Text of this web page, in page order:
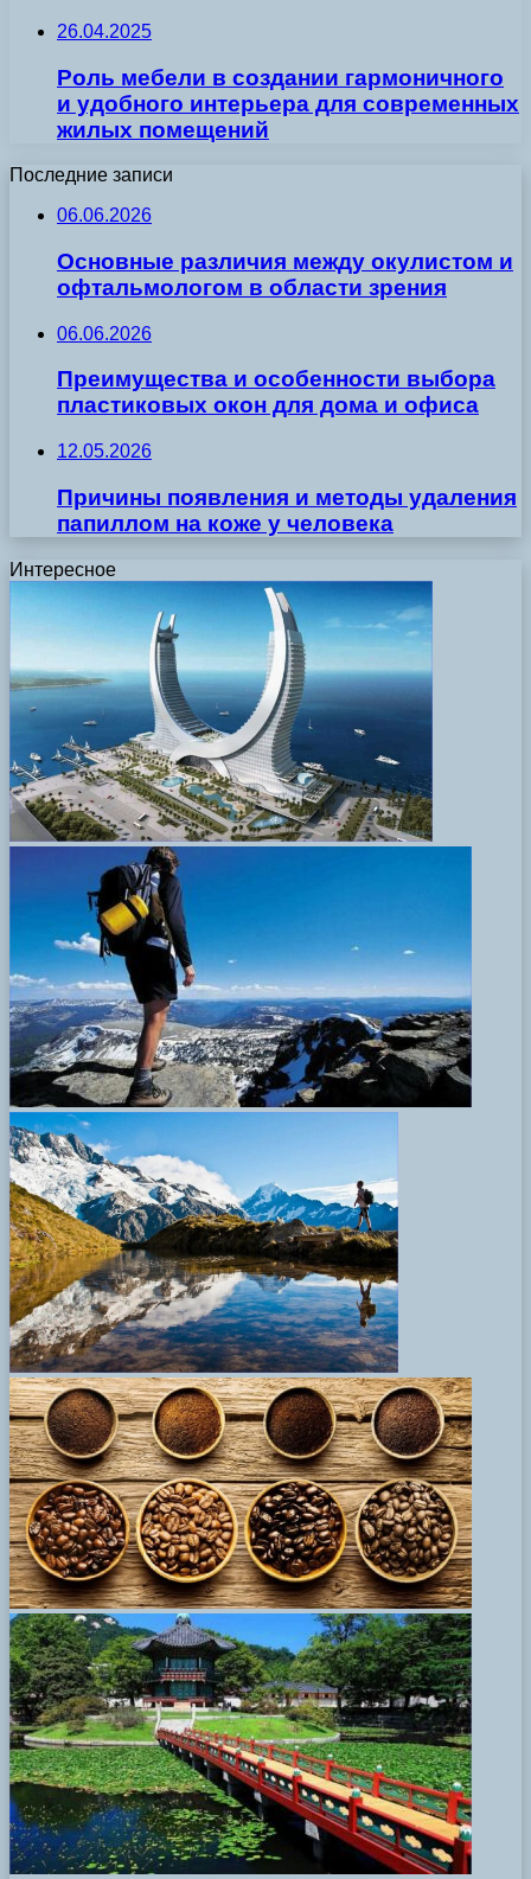
26.04.2025
Роль мебели в создании гармоничного
и удобного интерьера для современных
жилых помещений
Последние записи
06.06.2026
Основные различия между окулистом и
офтальмологом в области зрения
06.06.2026
Преимущества и особенности выбора
пластиковых окон для дома и офиса
12.05.2026
Причины появления и методы удаления
папиллом на коже у человека
Интересное